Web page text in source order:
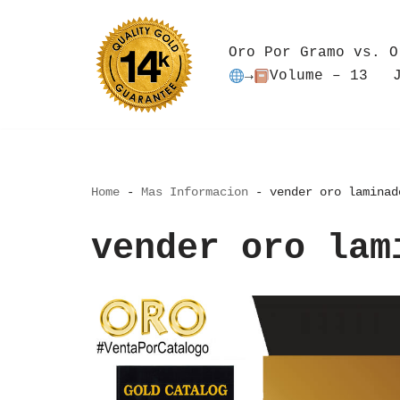
Oro Por Gramo vs.
→
Volume – 13
Home - Mas Informacion - vender oro
vender oro